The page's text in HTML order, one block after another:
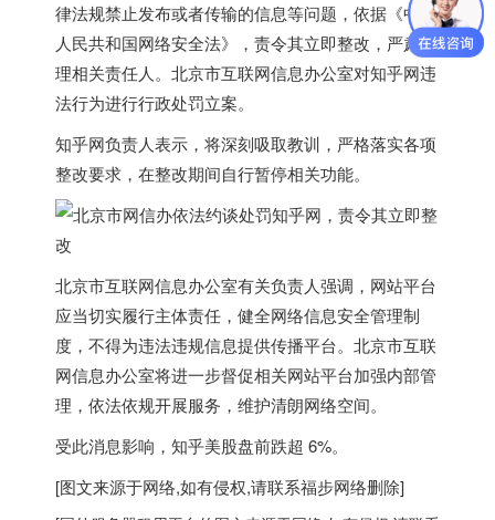
律法规禁止发布或者传输的信息等问题，依据《中华
人民共和国网络安全法》， 责令其立即整改，严肃处
理相关责任人 。北京市互联网信息办公室对知乎网违
法行为进行行政处罚立案。
知乎网负责人表示， 将深刻吸取教训，严格落实各项
整改要求，在整改期间自行暂停相关功能。
北京市互联网信息办公室有关负责人强调，网站平台
应当切实履行主体责任，健全网络信息安全管理制
度，不得为违法违规信息提供传播平台。北京市互联
网信息办公室将进一步督促相关网站平台加强内部管
理，依法依规开展服务，维护清朗网络空间。
受此消息影响，知乎美股盘前跌超 6%。
[图文来源于网络,如有侵权,请联系福步网络删除]